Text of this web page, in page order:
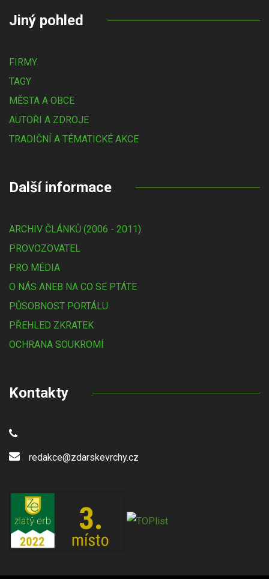
Jiný pohled
FIRMY
TAGY
MĚSTA A OBCE
AUTOŘI A ZDROJE
TRADIČNÍ A TÉMATICKÉ AKCE
Další informace
ARCHIV ČLÁNKŮ (2006 - 2011)
PROVOZOVATEL
PRO MÉDIA
O NÁS ANEB NA CO SE PTÁTE
PŮSOBNOST PORTÁLU
PŘEHLED ZKRATEK
OCHRANA SOUKROMÍ
Kontakty
redakce@zdarskevrchy.cz